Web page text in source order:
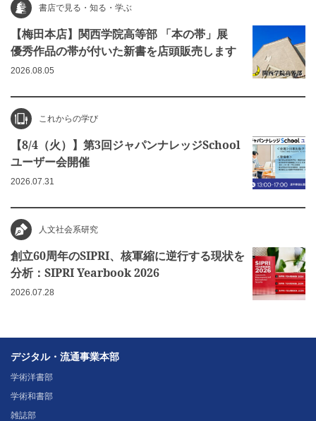
書店で見る・知る・学ぶ
【梅田本店】関西学院高等部 「本の帯」展
優秀作品の帯が付いた新書を店頭販売します
2026.08.05
これからの学び
【8/4（火）】第3回ジャパンナレッジSchool
ユーザー会開催
2026.07.31
人文社会系研究
創立60周年のSIPRI、核軍縮に逆行する現状を
分析：SIPRI Yearbook 2026
2026.07.28
デジタル・流通事業本部
学術洋書部
学術和書部
雑誌部